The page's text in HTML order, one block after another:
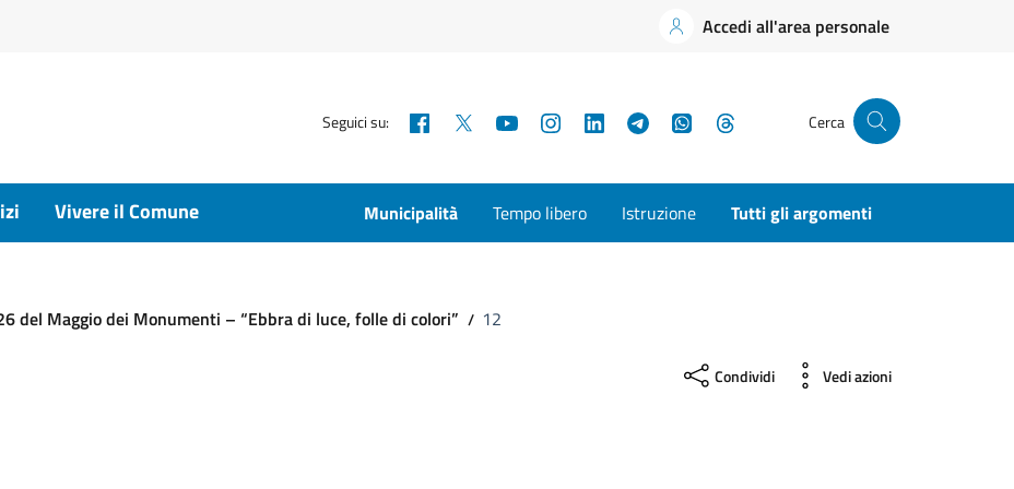
Accedi all'area personale
Seguici su: Facebook YouTubeInstagramLinkedInTelegramWhatsApp Cerca
Vivere il Comune Municipalità Tempo libero Istruzione Tutti gli argomenti
del Maggio dei Monumenti – “Ebbra di luce, folle di colori” 12
Condividi Vedi azioni